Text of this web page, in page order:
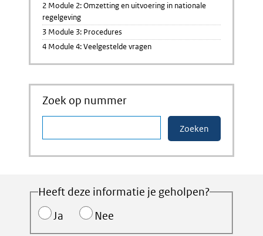
2 Module 2: Omzetting en uitvoering in nationale
regelgeving
3 Module 3: Procedures
4 Module 4: Veelgestelde vragen
Zoek op nummer
Heeft deze informatie je geholpen?
Ja
Nee